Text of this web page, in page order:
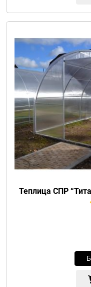
Теплица СПР